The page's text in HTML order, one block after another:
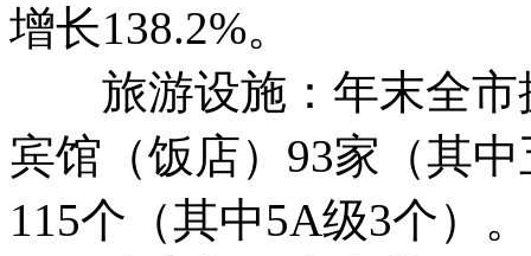
增长138.2%。
旅游设施：年末全市
宾馆（饭店）93家（其
115个（其中5A级3个）。